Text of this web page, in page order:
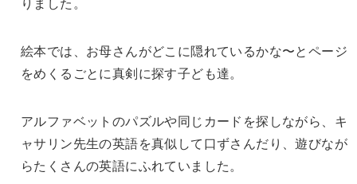
りました。
絵本では、お母さんがどこに隠れているかな〜とページ
をめくるごとに真剣に探す子ども達。
アルファベットのパズルや同じカードを探しながら、キ
ャサリン先生の英語を真似して口ずさんだり、遊びなが
らたくさんの英語にふれていました。